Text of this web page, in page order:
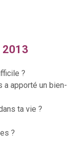
2013
?
a apporté un bien-
ta vie ?
?